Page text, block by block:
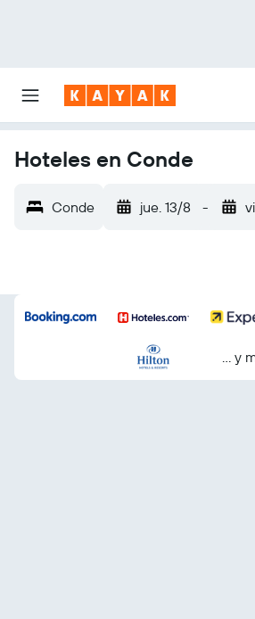
Hoteles en Conde
Conde jue. 13/8 -
… y